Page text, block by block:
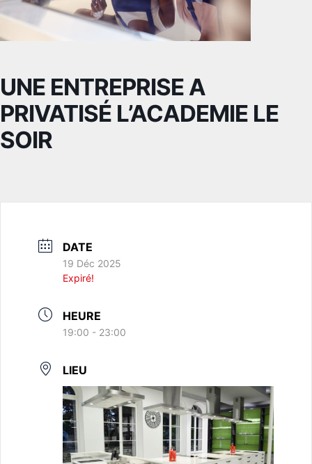
UNE ENTREPRISE A
PRIVATISÉ L’ACADEMIE LE
SOIR
DATE
19 Déc 2025
Expiré!
HEURE
19:00 - 23:00
LIEU